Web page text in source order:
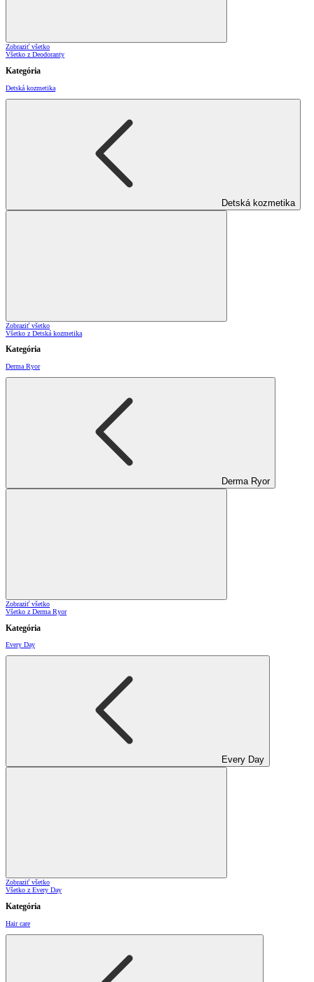
Zobraziť všetko
Všetko z Deodoranty
Kategória
Detská kozmetika
Detská kozmetika
Zobraziť všetko
Všetko z Detská kozmetika
Kategória
Derma Ryor
Derma Ryor
Zobraziť všetko
Všetko z Derma Ryor
Kategória
Every Day
Every Day
Zobraziť všetko
Všetko z Every Day
Kategória
Hair care